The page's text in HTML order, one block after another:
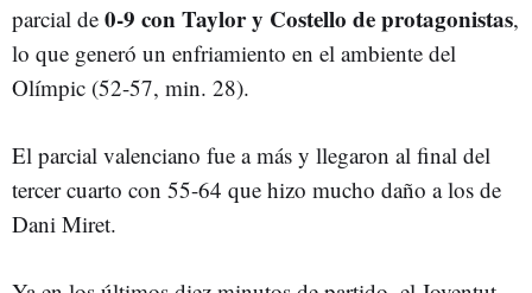
parcial de 0-9 con Taylor y Costello de protagonistas,
lo que generó un enfriamiento en el ambiente del
Olímpic (52-57, min. 28).
El parcial valenciano fue a más y llegaron al final del
tercer cuarto con 55-64 que hizo mucho daño a los de
Dani Miret.